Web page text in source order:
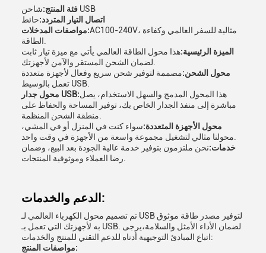
فئة المنتج: شاحن USB
اتصال التيار المتردد:حائط
مواصفات المدخلات:AC100-240V، مثالية للسفر العالمي وكفاءة
الميزة الرئيسية:هذا محول الطاقة العالمي يأتي مع ميزة تيار ثابت
محول الشحن:مصممة لتوفير شحن سريع وفعال لأجهزة متعددة
تعمل بالوسيط USB.
محول جدار USB:هذا المحول المدمج والسهل الاستخدام، يصل
مباشرة إلى منفذ الجدار الخاص بك، توفير المساحة والحفاظ على
محول الأجهزة المتعددة:سواء كنت في المنزل أو في المشي،
خدمات:نحن ملتزمون بتوفير خدمة عالية الجودة بعد البيع، وضمان
الدعم والخدمات:
تم تصميم محول الكهرباء العالمي لـ USB لتوفير مصدر طاقة موثوق
به لأجهزتك التي تعمل بـ USB. لضمان الأداء الأمثل والسلامة،يرجى
اتباع المبادئ التوجيهية أدناه للدعم التقني للمنتج والخدمات:
مواصفات المنتج: